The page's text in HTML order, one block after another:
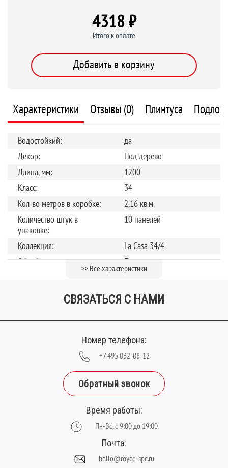
4318 ₽
Итого к оплате
Добавить в корзину
Характеристики Отзывы (0) Плинтуса
Водостойкий:
да
Декор:
Под дерево
Длина, мм:
1200
Класс:
34
Кол-во метров в коробке:
2,16 кв.м.
Количество штук в
упаковке:
10 панелей
Коллекция:
La Casa 34/4
Обработка поверхности:
Полуматовая
до +27 градусов
4
V-образная
Ширина планки (мм):
180
>> Все характеристики
СВЯЗАТЬСЯ С НАМИ
Номер телефона:
+7 495 032-08-12
Обратный звонок
Время работы:
Пн-Вс, с 9:00 до 19:00
Почта:
hello@royce-spc.ru